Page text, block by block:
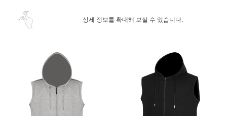
상세 정보를 확대해 보실 수 있습니다.